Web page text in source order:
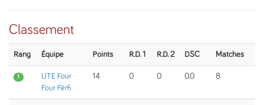
Classement
Rang Équipe Points R.D. 1 R.D. 2 DSC Matches
1
UTE Four
Four Férfi
14 0 0 0.0 8